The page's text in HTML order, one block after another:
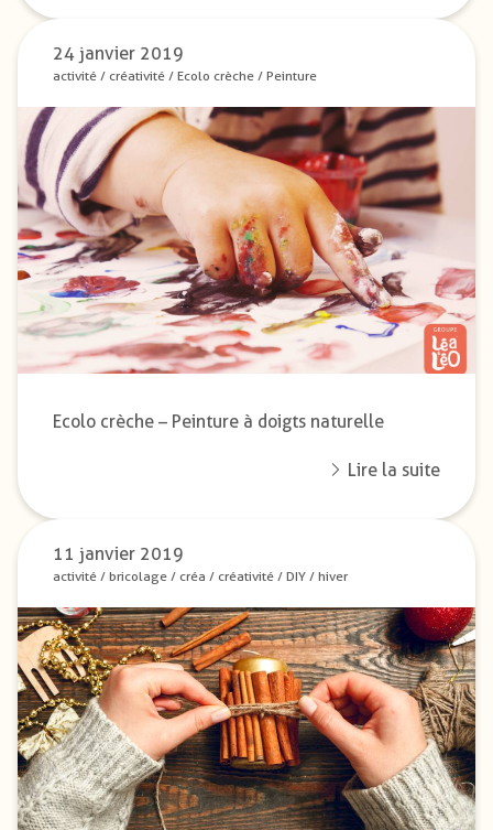
24 janvier 2019
activité / créativité / Ecolo crèche / Peinture
Ecolo crèche – Peinture à doigts naturelle
Lire la suite
11 janvier 2019
activité / bricolage / créa / créativité / DIY / hiver